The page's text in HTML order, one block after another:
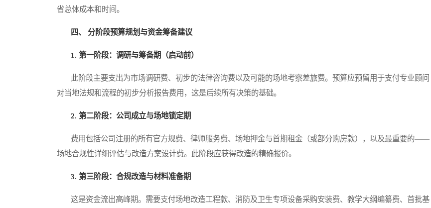
省总体成本和时间。
四、 分阶段预算规划与资金筹备建议
1. 第一阶段：调研与筹备期（启动前）
此阶段主要支出为市场调研费、初步的法律咨询费以及可能的场地考察差旅费。预算应预留用于支付专业顾问
对当地法规和流程的初步分析报告费用，这是后续所有决策的基础。
2. 第二阶段：公司成立与场地锁定期
费用包括公司注册的所有官方规费、律师服务费、场地押金与首期租金（或部分购房款），以及最重要的——
场地合规性详细评估与改造方案设计费。此阶段应获得改造的精确报价。
3. 第三阶段：合规改造与材料准备期
这是资金流出高峰期。需要支付场地改造工程款、消防及卫生专项设备采购安装费、教学大纲编纂费、首批基